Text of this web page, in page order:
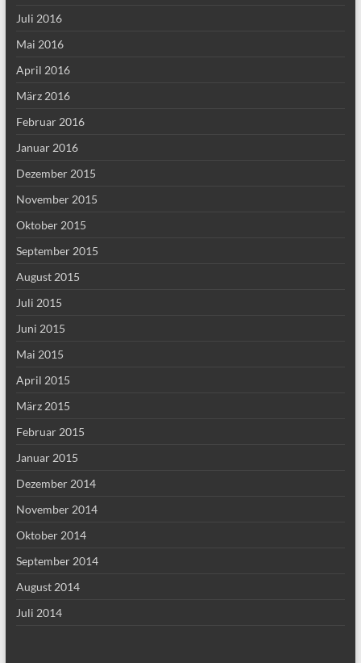
Juli 2016
Mai 2016
April 2016
März 2016
Februar 2016
Januar 2016
Dezember 2015
November 2015
Oktober 2015
September 2015
August 2015
Juli 2015
Juni 2015
Mai 2015
April 2015
März 2015
Februar 2015
Januar 2015
Dezember 2014
November 2014
Oktober 2014
September 2014
August 2014
Juli 2014